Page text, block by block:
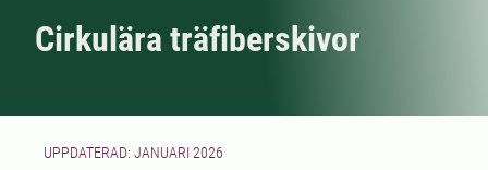
Cirkulära träfiberskivor
UPPDATERAD: JANUARI 2026